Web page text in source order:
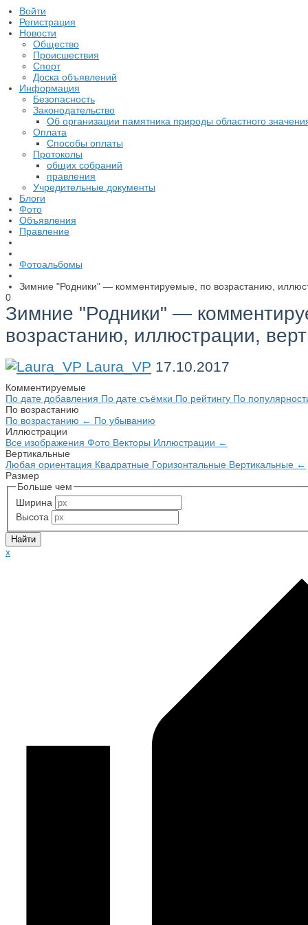
Войти
Регистрация
Новости
Общество
Происшествия
Спорт
Доска объявлений
Информация
Безопасность
Законодательство
Об организации памятника природы областного
Оплата
Способы оплаты
Протоколы
общих собраний
правления
Учредительные документы
Блоги
Фото
Объявления
Правление
Фотоальбомы
Зимние "Родники" — комментируемые, по возрастанию,
0
Зимние "Родники" —
возрастанию, иллюстрации,
Laura_VP 17.10.2017
Комментируемые
По дате добавления По дате съёмки По рейтингу По
По возрастанию
По возрастанию ← По убыванию
Иллюстрации
Все изображения Фото Векторы Иллюстрации ←
Вертикальные
Любая ориентация Квадратные Горизонтальные Вертикальные ←
Размер
Больше чем
Ширина
Высота
x